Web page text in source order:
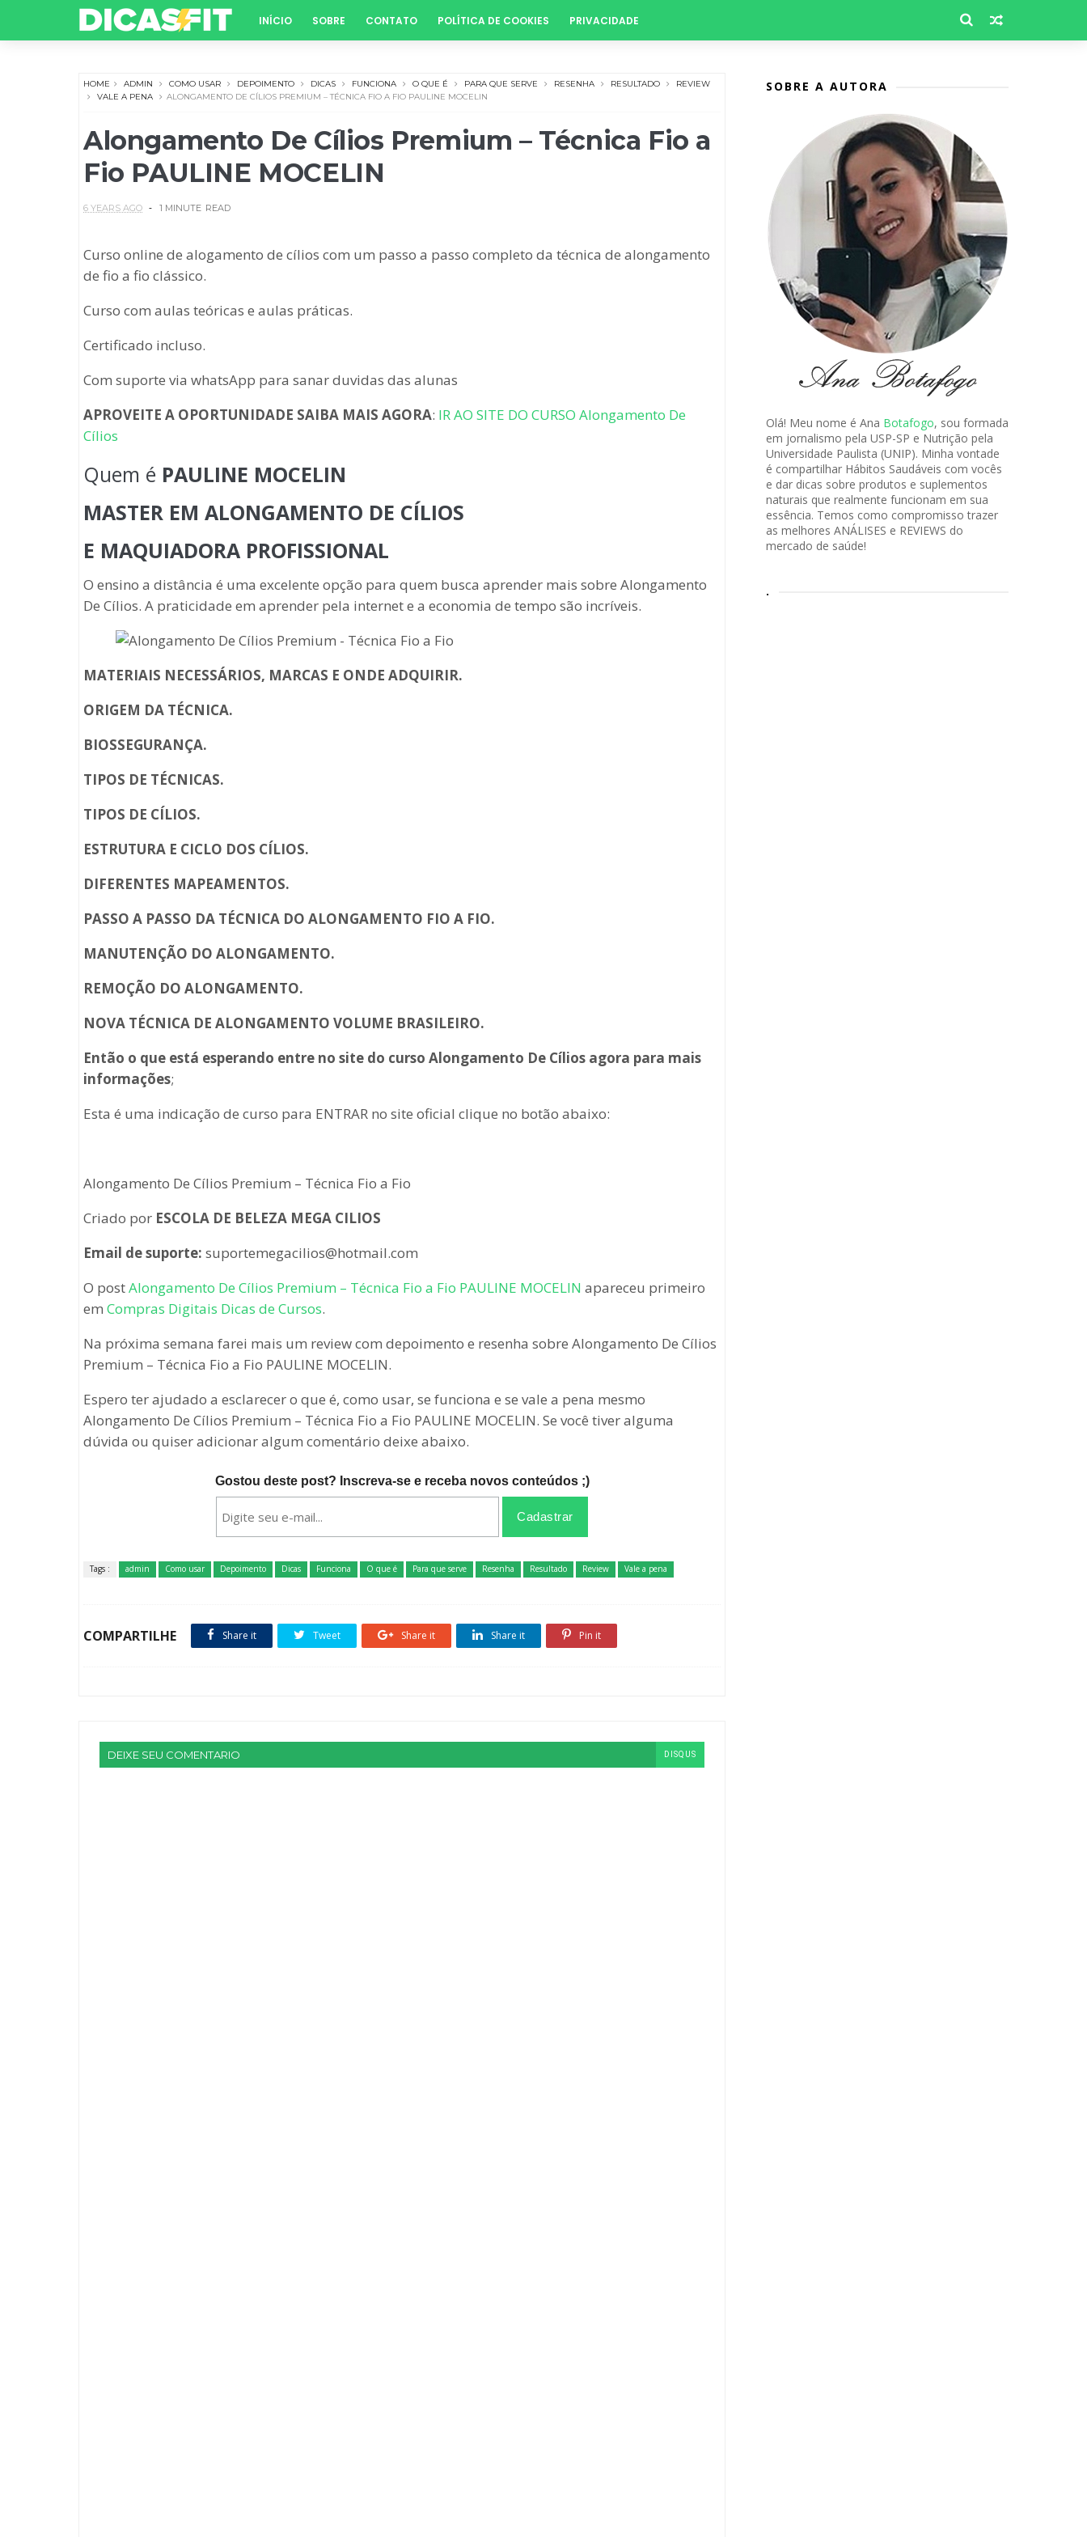
INÍCIO SOBRE CONTATO POLÍTICA DE COOKIES PRIVACIDADE
HOME ADMIN COMO USAR DEPOIMENTO DICAS FUNCIONA O QUE É PARA QUE SERVE RESENHA RESULTADO
REVIEW
VALE A PENA
ALONGAMENTO DE CÍLIOS PREMIUM – TÉCNICA FIO A FIO PAULINE MOCELIN
Alongamento De Cílios Premium – Técnica Fio a
Fio PAULINE MOCELIN
6 YEARS AGO 1 MINUTE READ
Curso online de alogamento de cílios com um passo a passo completo da técnica de alongamento
de fio a fio clássico.
Curso com aulas teóricas e aulas práticas.
Certificado incluso.
Com suporte via whatsApp para sanar duvidas das alunas
APROVEITE A OPORTUNIDADE SAIBA MAIS AGORA: IR AO SITE DO CURSO Alongamento De
Cílios
Quem é PAULINE MOCELIN
MASTER EM ALONGAMENTO DE CÍLIOS
E MAQUIADORA PROFISSIONAL
O ensino a distância é uma excelente opção para quem busca aprender mais sobre Alongamento
De Cílios. A praticidade em aprender pela internet e a economia de tempo são incríveis.
MATERIAIS NECESSÁRIOS, MARCAS E ONDE ADQUIRIR.
ORIGEM DA TÉCNICA.
BIOSSEGURANÇA.
TIPOS DE TÉCNICAS.
TIPOS DE CÍLIOS.
ESTRUTURA E CICLO DOS CÍLIOS.
DIFERENTES MAPEAMENTOS.
PASSO A PASSO DA TÉCNICA DO ALONGAMENTO FIO A FIO.
MANUTENÇÃO DO ALONGAMENTO.
REMOÇÃO DO ALONGAMENTO.
NOVA TÉCNICA DE ALONGAMENTO VOLUME BRASILEIRO.
Então o que está esperando entre no site do curso Alongamento De Cílios agora para mais
informações;
Esta é uma indicação de curso para ENTRAR no site oficial clique no botão abaixo:
Alongamento De Cílios Premium – Técnica Fio a Fio
Criado por ESCOLA DE BELEZA MEGA CILIOS
Email de suporte: suportemegacilios@hotmail.com
O postAlongamento De Cílios Premium – Técnica Fio a Fio PAULINE MOCELIN apareceu primeiro
em Compras Digitais Dicas de Cursos.
Na próxima semana farei mais um review com depoimento e resenha sobre Alongamento De Cílios
Premium – Técnica Fio a Fio PAULINE MOCELIN.
Espero ter ajudado a esclarecer o que é, como usar, se funciona e se vale a pena mesmo
Alongamento De Cílios Premium – Técnica Fio a Fio PAULINE MOCELIN. Se você tiver alguma
dúvida ou quiser adicionar algum comentário deixe abaixo.
Gostou deste post? Inscreva-se e receba novos conteúdos ;)
Tags : admin Como usar Depoimento Dicas Funciona O que é Para que serve Resenha Resultado Review Vale a pena
COMPARTILHE Share it Tweet Share it Share it Pin it
DEIXE SEU COMENTARIO DISQUS
SOBRE A AUTORA
Olá! Meu nome é Ana Botafogo, sou formada
em jornalismo pela USP-SP e Nutrição pela
Universidade Paulista (UNIP). Minha vontade
é compartilhar Hábitos Saudáveis com vocês
e dar dicas sobre produtos e suplementos
naturais que realmente funcionam em sua
essência. Temos como compromisso trazer
as melhores ANÁLISES e REVIEWS do
mercado de saúde!
.